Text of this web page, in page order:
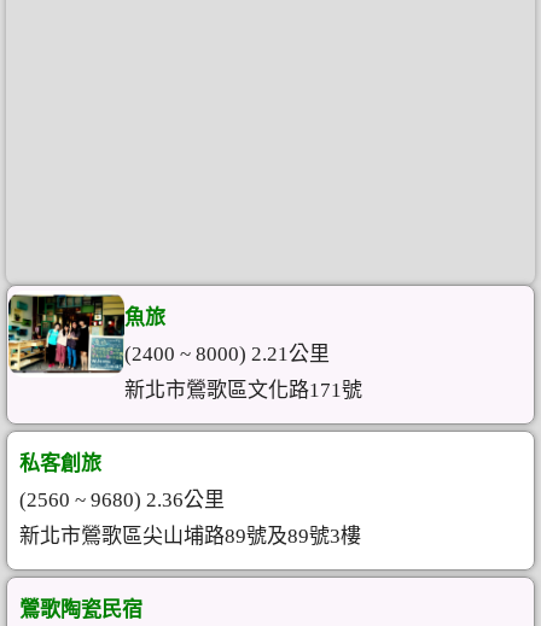
魚旅
(2400 ~ 8000) 2.21公里
新北市鶯歌區文化路171號
私客創旅
(2560 ~ 9680) 2.36公里
新北市鶯歌區尖山埔路89號及89號3樓
鶯歌陶瓷民宿